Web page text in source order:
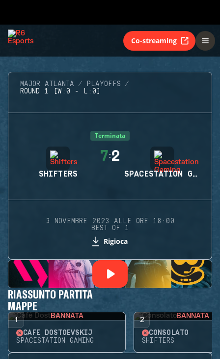
Co-streaming
MAJOR ATLANTA
PLAYOFFS
ROUND 1 (W:0 - L:0)
Terminata
SHIFTERS
7:2
SPACESTATION GAMING
3 NOVEMBRE 2023 ALLE ORE 18:00
BEST OF 1
Rigioca
RIASSUNTO PARTITA
MAPPE
1 BANNATA
CAFÉ DOSTOEVSKIJ
SPACESTATION GAMING
2 BANNATA
CONSOLATO
SHIFTERS